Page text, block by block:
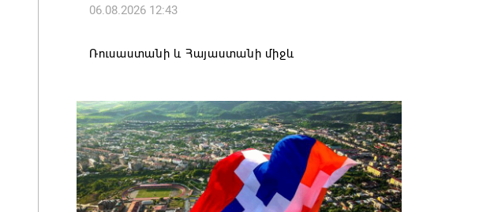
06.08.2026 12:43
Ռուսաստանի և Հայաստանի միջև
06.08.2026 12:08
Մեկնարկել է «Շուկայի զարգացող ՓՄՁ
դերակատարների» աջակցության մրցութային
հայտադիմումների ընդունումը